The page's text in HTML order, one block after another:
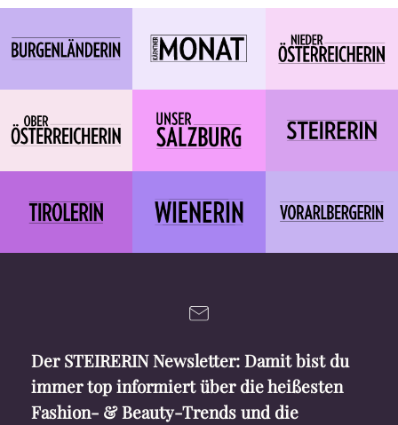
Der STEIRERIN Newsletter: Damit bist du
immer top informiert über die heißesten
Fashion- & Beauty-Trends und die